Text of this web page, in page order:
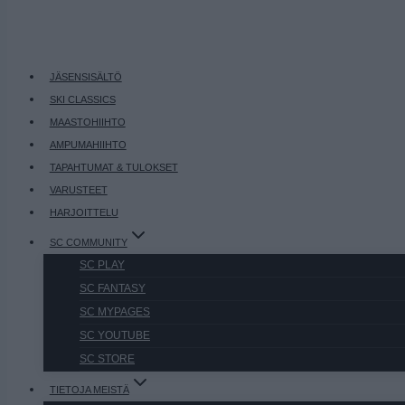
JÄSENSISÄLTÖ
SKI CLASSICS
MAASTOHIIHTO
AMPUMAHIIHTO
TAPAHTUMAT & TULOKSET
VARUSTEET
HARJOITTELU
SC COMMUNITY
SC PLAY
SC FANTASY
SC MYPAGES
SC YOUTUBE
SC STORE
TIETOJA MEISTÄ